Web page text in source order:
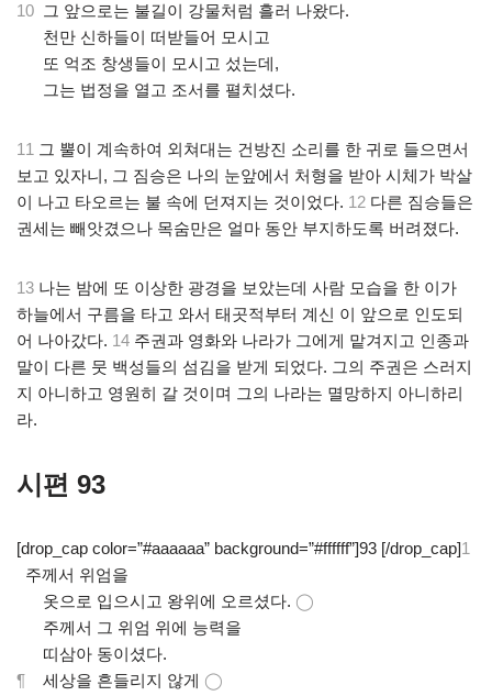
10 그 앞으로는 불길이 강물처럼 흘러 나왔다.
천만 신하들이 떠받들어 모시고
또 억조 창생들이 모시고 섰는데,
그는 법정을 열고 조서를 펼치셨다.
11 그 뿔이 계속하여 외쳐대는 건방진 소리를 한 귀로 들으면서
보고 있자니, 그 짐승은 나의 눈앞에서 처형을 받아 시체가 박살
이 나고 타오르는 불 속에 던져지는 것이었다. 12 다른 짐승들은
권세는 빼앗겼으나 목숨만은 얼마 동안 부지하도록 버려졌다.
13 나는 밤에 또 이상한 광경을 보았는데 사람 모습을 한 이가
하늘에서 구름을 타고 와서 태곳적부터 계신 이 앞으로 인도되
어 나아갔다. 14 주권과 영화와 나라가 그에게 맡겨지고 인종과
말이 다른 뭇 백성들의 섬김을 받게 되었다. 그의 주권은 스러지
지 아니하고 영원히 갈 것이며 그의 나라는 멸망하지 아니하리
라.
시편 93
[drop_cap color=”#aaaaaa” background=”#ffffff”]93 [/drop_cap]1
주께서 위엄을
옷으로 입으시고 왕위에 오르셨다. ◯
주께서 그 위엄 위에 능력을
띠삼아 동이셨다.
¶ 세상을 흔들리지 않게 ◯